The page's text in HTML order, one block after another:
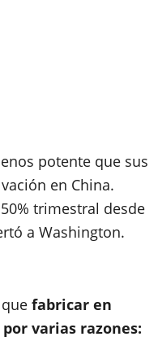
potente que sus
en China.
trimestral desde
a Washington.
fabricar en
varias razones: